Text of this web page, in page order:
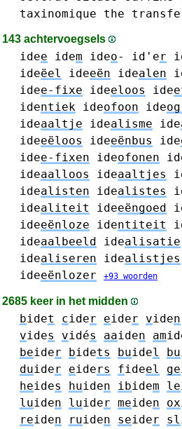
taxinomique
the
143 achtervoegsels
idee idem ideo- id'er
ideëel ideeën idealen
idee-fixe ideeloos ide
identiek ideofoon ide
ideaaltje idealisme ide
ideeëloos ideeënbus ide
idee-fixen ideofonen
ideaalloos ideaaltjes
idealisten idealistes
idealiteit ideeëngoed
ideeënloze identiteit
ideaalbeeld idealisatie
idealiseren idealistjes
ideeënlozer +93 woorden
2685 keer in het midden
bidet cider eider viden
vides vidés aaiden am
beider bidets buidel bu
duider eiders fideel ge
heides huiden ibidem le
luiden luider meiden ox
reiden ruiden seider sl